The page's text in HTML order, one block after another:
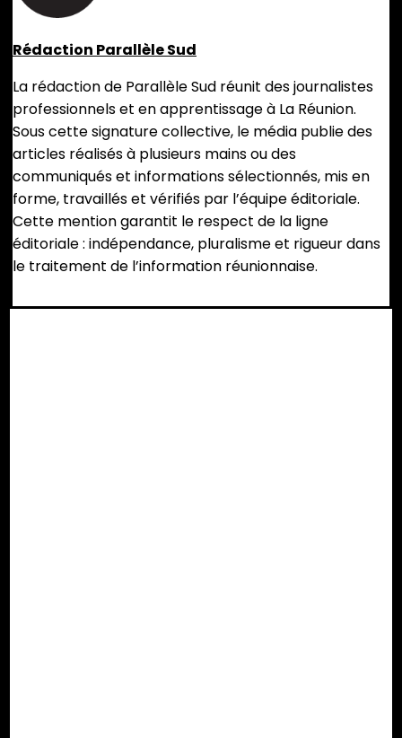
Rédaction Parallèle Sud
La rédaction de Parallèle Sud réunit des journalistes
professionnels et en apprentissage à La Réunion.
Sous cette signature collective, le média publie des
articles réalisés à plusieurs mains ou des
communiqués et informations sélectionnés, mis en
forme, travaillés et vérifiés par l’équipe éditoriale.
Cette mention garantit le respect de la ligne
éditoriale : indépendance, pluralisme et rigueur dans
le traitement de l’information réunionnaise.